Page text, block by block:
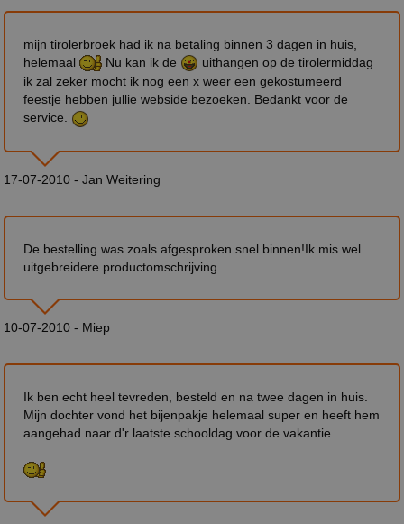
mijn tirolerbroek had ik na betaling binnen 3 dagen in huis,
helemaal
Nu kan ik de
uithangen op de tirolermiddag
ik zal zeker mocht ik nog een x weer een gekostumeerd
feestje hebben jullie webside bezoeken. Bedankt voor de
service.
17-07-2010 - Jan Weitering
De bestelling was zoals afgesproken snel binnen!Ik mis wel
uitgebreidere productomschrijving
10-07-2010 - Miep
Ik ben echt heel tevreden, besteld en na twee dagen in huis.
Mijn dochter vond het bijenpakje helemaal super en heeft hem
aangehad naar d'r laatste schooldag voor de vakantie.